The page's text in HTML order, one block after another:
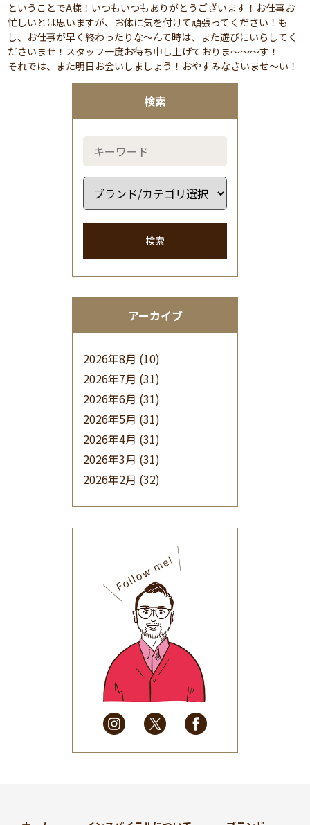
検索
検索
アーカイブ
2026年8月 (10)
2026年7月 (31)
2026年6月 (31)
2026年5月 (31)
2026年4月 (31)
2026年3月 (31)
2026年2月 (32)
(32)
2025年9月(30)
2025年8月(31)
2025年7月(37)
2025年6月(48)
2025年5月
(41)
2025年4月
(32)
2025年3月(31)
2025年2月
(28)
2025年1月
(34)
2024年9月(30)
ということでA様！いつもいつもありがとうございます！お仕事お
忙しいとは思いますが、お体に気を付けて頑張ってください！も
し、お仕事が早く終わったりな～んて時は、また遊びにいらしてく
ださいませ！スタッフ一度お待ち申し上げておりま～～～す！
それでは、また明日お会いしましょう！おやすみなさいませ～い！